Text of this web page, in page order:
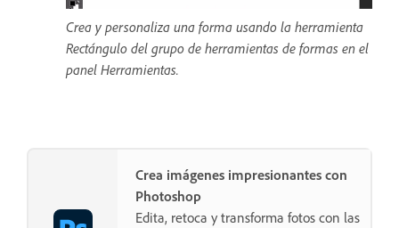
Crea y personaliza una forma usando la herramienta
Rectángulo del grupo de herramientas de formas en el
panel Herramientas.
Crea imágenes impresionantes con
Photoshop
Edita, retoca y transforma fotos con las